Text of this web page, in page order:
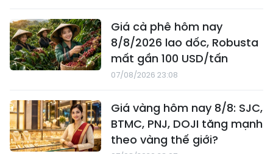
Giá cà phê hôm nay
8/8/2026 lao dốc, Robusta
mất gần 100 USD/tấn
07/08/2026 23:08
Giá vàng hôm nay 8/8: SJC,
BTMC, PNJ, DOJI tăng mạnh
theo vàng thế giới?